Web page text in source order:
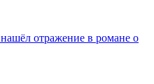
отражение в романе о